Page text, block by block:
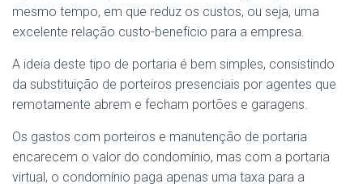
mesmo tempo, em que reduz os custos, ou seja, uma
excelente relação custo-benefício para a empresa.
A ideia deste tipo de portaria é bem simples, consistindo
da substituição de porteiros presenciais por agentes que
remotamente abrem e fecham portões e garagens.
Os gastos com porteiros e manutenção de portaria
encarecem o valor do condomínio, mas com a portaria
virtual, o condomínio paga apenas uma taxa para a